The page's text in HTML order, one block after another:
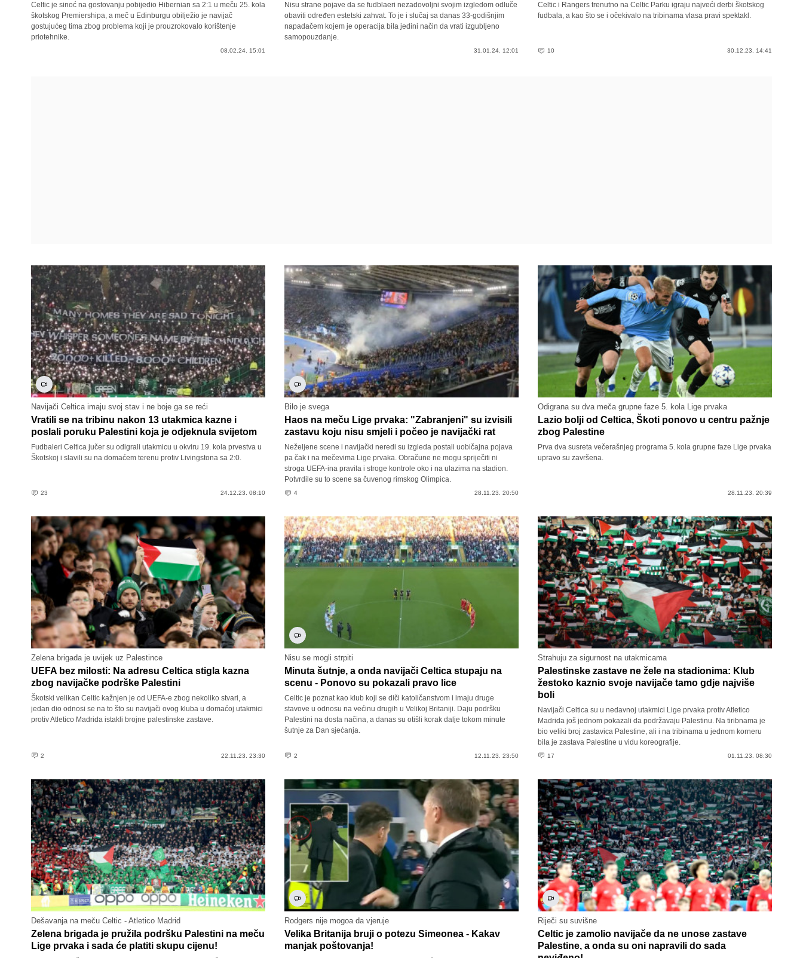
Celtic je sinoć na gostovanju pobijedio Hibernian sa 2:1 u meču 25. kola
škotskog Premiershipa, a meč u Edinburgu obilježio je navijač
gostujućeg tima zbog problema koji je prouzrokovalo korištenje
priotehnike.
08.02.24. 15:01
Nisu strane pojave da se fudblaeri nezadovoljni svojim izgledom odluče
obaviti određen estetski zahvat. To je i slučaj sa danas 33-godišnjim
napadačem kojem je operacija bila jedini način da vrati izgubljeno
samopouzdanje.
31.01.24. 12:01
Celtic i Rangers trenutno na Celtic Parku igraju najveći derbi škotskog
fudbala, a kao što se i očekivalo na tribinama vlasa pravi spektakl.
10 30.12.23. 14:41
Navijači Celtica imaju svoj stav i ne boje ga se reći
Vratili se na tribinu nakon 13 utakmica kazne i
poslali poruku Palestini koja je odjeknula svijetom
Fudbaleri Celtica jučer su odigrali utakmicu u okviru 19. kola prvestva u
Škotskoj i slavili su na domaćem terenu protiv Livingstona sa 2:0.
23 24.12.23. 08:10
Bilo je svega
Haos na meču Lige prvaka: "Zabranjeni" su izvisili
zastavu koju nisu smjeli i počeo je navijački rat
Neželjene scene i navijački neredi su izgleda postali uobičajna pojava
pa čak i na mečevima Lige prvaka. Obračune ne mogu spriječiti ni
stroga UEFA-ina pravila i stroge kontrole oko i na ulazima na stadion.
Potvrdile su to scene sa čuvenog rimskog Olimpica.
4 28.11.23. 20:50
Odigrana su dva meča grupne faze 5. kola Lige prvaka
Lazio bolji od Celtica, Škoti ponovo u centru pažnje
zbog Palestine
Prva dva susreta večerašnjeg programa 5. kola grupne faze Lige prvaka
upravo su završena.
28.11.23. 20:39
Zelena brigada je uvijek uz Palestince
UEFA bez milosti: Na adresu Celtica stigla kazna
zbog navijačke podrške Palestini
Škotski velikan Celtic kažnjen je od UEFA-e zbog nekoliko stvari, a
jedan dio odnosi se na to što su navijači ovog kluba u domaćoj utakmici
protiv Atletico Madrida istakli brojne palestinske zastave.
2 22.11.23. 23:30
Nisu se mogli strpiti
Minuta šutnje, a onda navijači Celtica stupaju na
scenu - Ponovo su pokazali pravo lice
Celtic je poznat kao klub koji se diči katoličanstvom i imaju druge
stavove u odnosu na većinu drugih u Velikoj Britaniji. Daju podršku
Palestini na dosta načina, a danas su otišli korak dalje tokom minute
šutnje za Dan sjećanja.
2 12.11.23. 23:50
Strahuju za sigurnost na utakmicama
Palestinske zastave ne žele na stadionima: Klub
žestoko kaznio svoje navijače tamo gdje najviše
boli
Navijači Celtica su u nedavnoj utakmici Lige prvaka protiv Atletico
Madrida još jednom pokazali da podržavaju Palestinu. Na tiribnama je
bio veliki broj zastavica Palestine, ali i na tribinama u jednom korneru
bila je zastava Palestine u vidu koreografije.
17 01.11.23. 08:30
Dešavanja na meču Celtic - Atletico Madrid
Zelena brigada je pružila podršku Palestini na meču
Lige prvaka i sada će platiti skupu cijenu!
Rodgers nije mogoa da vjeruje
Velika Britanija bruji o potezu Simeonea - Kakav
manjak poštovanja!
Riječi su suvišne
Celtic je zamolio navijače da ne unose zastave
Palestine, a onda su oni napravili do sada